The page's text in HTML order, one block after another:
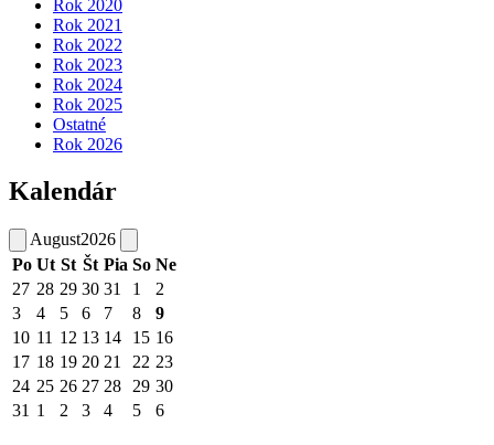
Rok 2020
Rok 2021
Rok 2022
Rok 2023
Rok 2024
Rok 2025
Ostatné
Rok 2026
Kalendár
August2026
Po Ut St Št Pia So Ne
27 28 29 30 31 1
2
3
4 5 6 7 8
9
10 11 12 13 14 15 16
17 18 19 20 21 22 23
24 25 26 27 28 29 30
31 1 2 3 4 5 6